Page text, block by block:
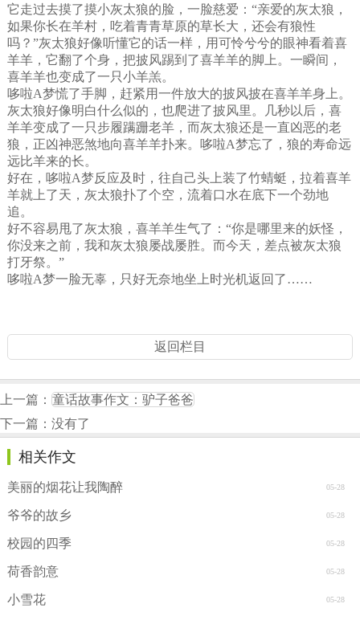
它走过去摸了摸小灰太狼的脸，一脸慈爱：“亲爱的灰太狼，
如果你长在羊村，吃着青青草原的草长大，还会有狼性
吗？”灰太狼好像听懂它的话一样，用可怜兮兮的眼神看着喜
羊羊，它翻了个身，把披风踢到了喜羊羊的脚上。一瞬间，
喜羊羊也变成了一只小羊羔。
哆啦A梦慌了手脚，赶紧用一件放大的披风披在喜羊羊身上。
灰太狼好像明白什么似的，也爬进了披风里。几秒以后，喜
羊羊变成了一只步履蹒跚老羊，而灰太狼还是一直凶恶的老
狼，正凶神恶煞地向喜羊羊扑来。哆啦A梦忘了，狼的寿命远
远比羊来的长。
好在，哆啦A梦反应及时，往自己头上装了竹蜻蜓，拉着喜羊
羊就上了天，灰太狼扑了个空，流着口水在底下一个劲地
追。
好不容易甩了灰太狼，喜羊羊生气了：“你是哪里来的妖怪，
你没来之前，我和灰太狼屡战屡胜。而今天，差点被灰太狼
打牙祭。”
哆啦A梦一脸无辜，只好无奈地坐上时光机返回了……
返回栏目
上一篇： 童话故事作文：驴子爸爸
下一篇：没有了
相关作文
05-28
美丽的烟花让我陶醉
05-28
爷爷的故乡
05-28
校园的四季
05-28
荷香韵意
05-28
小雪花